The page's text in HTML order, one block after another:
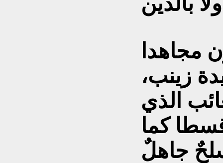
مجاهدا
زينب،
الذي
كما
جاهلٌ